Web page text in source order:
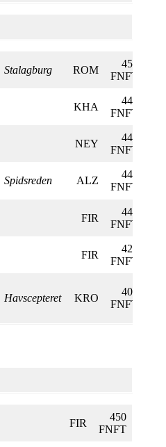
Stalagburg ROM
450
FNFT
KHA
445
FNFT
NEY
444
FNFT
Spidsreden ALZ
440
FNFT
FIR
440
FNFT
FIR
425
FNFT
Havscepteret KRO
405
FNFT
FIR
450
FNFT